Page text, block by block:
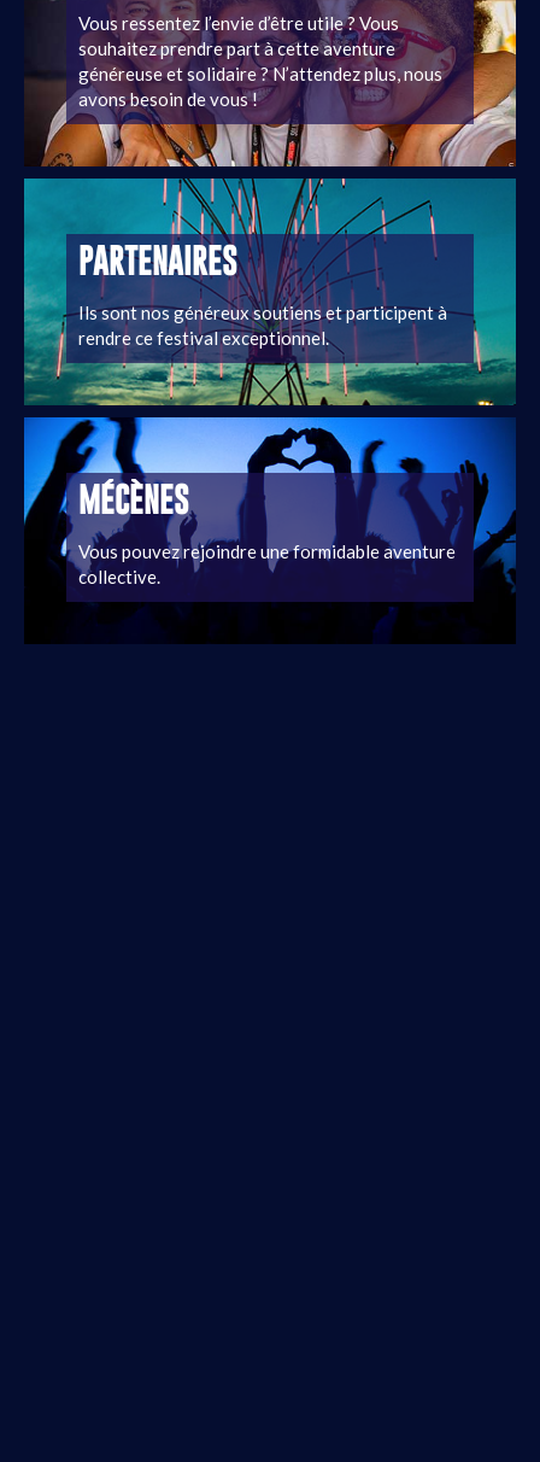
Vous ressentez l’envie d’être utile ? Vous
souhaitez prendre part à cette aventure
généreuse et solidaire ? N’attendez plus, nous
avons besoin de vous !
PARTENAIRES
Ils sont nos généreux soutiens et participent à
rendre ce festival exceptionnel.
MÉCÈNES
Vous pouvez rejoindre une formidable aventure
collective.